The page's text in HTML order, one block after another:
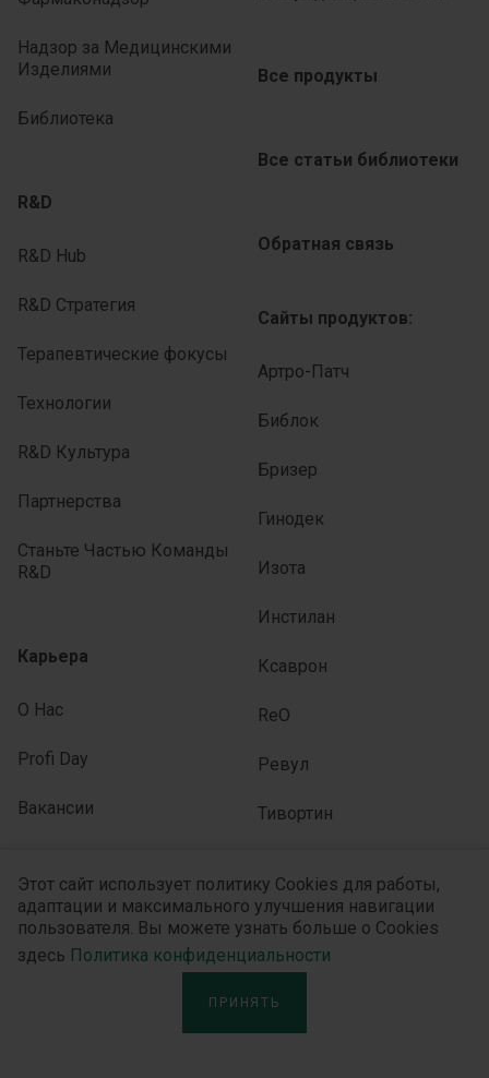
Этот сайт использует политику Cookies для работы,
адаптации и максимального улучшения навигации
пользователя. Вы можете узнать больше о Cookies
здесь Политика конфиденциальности
ПРИНЯТЬ
Надзор за Медицинскими
Изделиями
Библиотека
R&D
R&D Hub
R&D Стратегия
Терапевтические фокусы
Технологии
R&D Культура
Партнерства
Станьте Частью Команды
R&D
Карьера
О Нас
Profi Day
Вакансии
Все продукты
Все статьи библиотеки
Обратная связь
Сайты продуктов:
Артро-Патч
Библок
Бризер
Гинодек
Изота
Инстилан
Ксаврон
ReO
Ревул
Тивортин
Юлайзер